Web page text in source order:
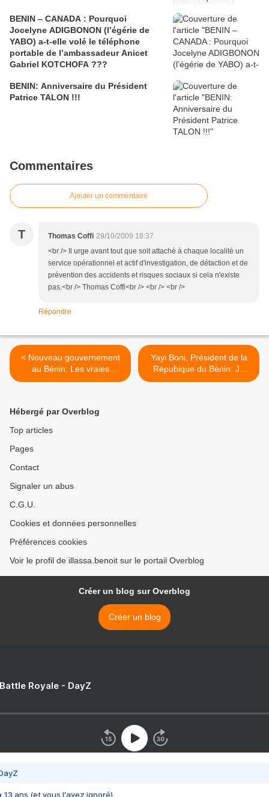
BENIN – CANADA : Pourquoi
Jocelyne ADIGBONON (l’égérie de
YABO) a-t-elle volé le téléphone
portable de l’ambassadeur Anicet
Gabriel KOTCHOFA ???
BENIN: Anniversaire du Président
Patrice TALON !!!
Commentaires
Ajouter un commentaire
T Thomas Coffi 29/10/2009 18:37
<br /> Il urge avant tout que soit attaché à chaque localité un
service opérationnel et actif d'investigation, de détaction et de
prévention des accidents et risques sociaux si cela n'existe
pas.<br /> Thomas Coffi<br /> <br /> <br />
Répondre
< Nouveau gouvernement
au Bénin: Les vraies
raisons du blocage de Yayi
Yayi Boni, Président de la
Répubique du Bénin: Je
suis fatigué d'être Président
Hébergé par Overblog
Top articles
Pages
Contact
Signaler un abus
C.G.U.
Cookies et données personnelles
Préférences cookies
Voir le profil de illassa.benoit sur le portail Overblog
Créer un blog sur Overblog
Créer un blog
Royale - DayZ
13 ans (et vous l'avez ignoré)